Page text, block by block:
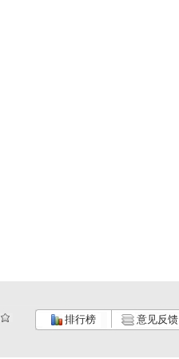
排行榜 意见反馈